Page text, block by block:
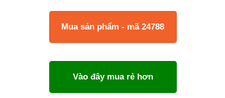
Mua sản phẩm - mã 24788
Vào đây mua rẻ hơn